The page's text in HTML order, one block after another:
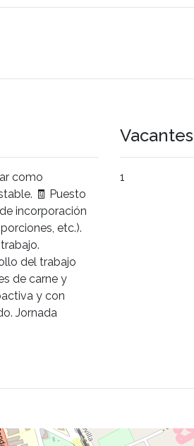
como
🧾 Puesto
incorporación
etc.).
del trabajo
de carne y
y con
Jornada
Vacantes
1